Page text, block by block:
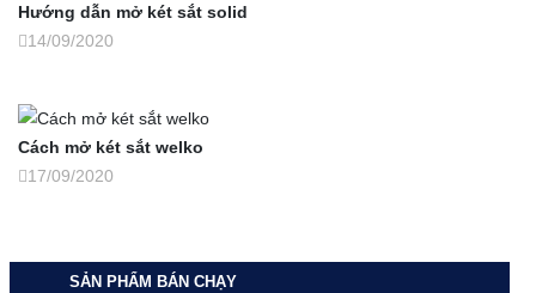
Hướng dẫn mở két sắt solid
14/09/2020
Cách mở két sắt welko
17/09/2020
SẢN PHẨM BÁN CHẠY